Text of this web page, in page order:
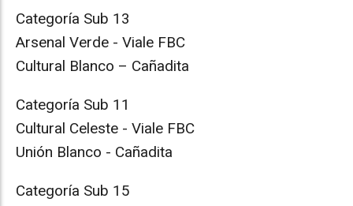
Categoría Sub 13
Arsenal Verde - Viale FBC
Cultural Blanco – Cañadita
Categoría Sub 11
Cultural Celeste - Viale FBC
Unión Blanco - Cañadita
Categoría Sub 15